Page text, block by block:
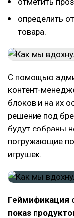
определить
товара.
С помощью
контент-
блоков и на их
решение под
будут собраны
погружающие
игрушек.
Геймификация
показ